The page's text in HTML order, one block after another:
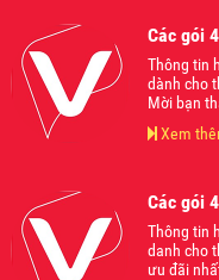
Các gói
Thông tin
dành cho
Mời bạn
Xem
Các gói
Thông tin
danh cho
ưu đãi